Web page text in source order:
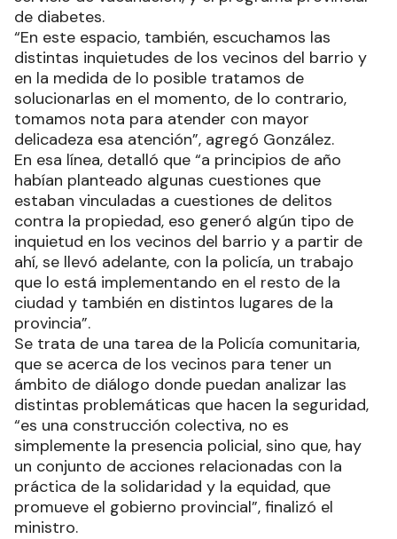
de diabetes.
“En este espacio, también, escuchamos las
distintas inquietudes de los vecinos del barrio y
en la medida de lo posible tratamos de
solucionarlas en el momento, de lo contrario,
tomamos nota para atender con mayor
delicadeza esa atención”, agregó González.
En esa línea, detalló que “a principios de año
habían planteado algunas cuestiones que
estaban vinculadas a cuestiones de delitos
contra la propiedad, eso generó algún tipo de
inquietud en los vecinos del barrio y a partir de
ahí, se llevó adelante, con la policía, un trabajo
que lo está implementando en el resto de la
ciudad y también en distintos lugares de la
provincia”.
Se trata de una tarea de la Policía comunitaria,
que se acerca de los vecinos para tener un
ámbito de diálogo donde puedan analizar las
distintas problemáticas que hacen la seguridad,
“es una construcción colectiva, no es
simplemente la presencia policial, sino que, hay
un conjunto de acciones relacionadas con la
práctica de la solidaridad y la equidad, que
promueve el gobierno provincial”, finalizó el
ministro.